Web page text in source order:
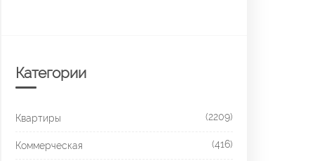
Категории
Квартиры (2209)
Коммерческая (416)